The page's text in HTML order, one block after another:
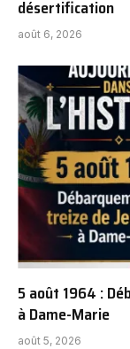
désertification
août 6, 2026
5 août 1964 :
à Dame-Marie
août 5, 2026